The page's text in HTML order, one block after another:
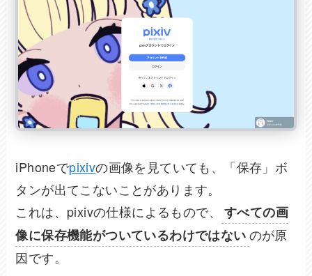
iPhoneでpixivの画像を見ていても、「保存」ボ
タンが出てこないことがあります。
これは、pixivの仕様によるもので、
すべての画
像に保存機能がついているわけではないのが原
因です。